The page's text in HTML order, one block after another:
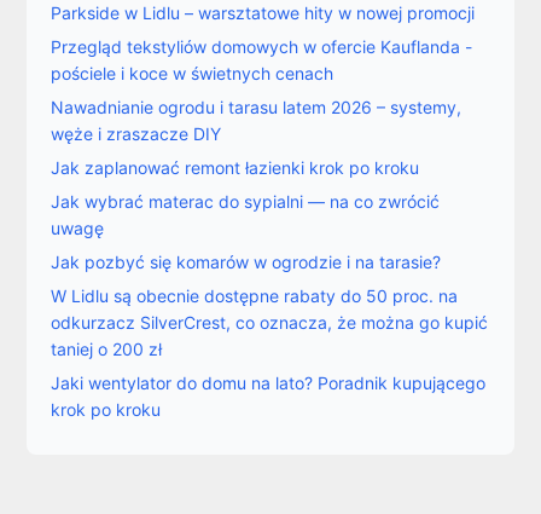
Parkside w Lidlu – warsztatowe hity w nowej promocji
Przegląd tekstyliów domowych w ofercie Kauflanda -
pościele i koce w świetnych cenach
Nawadnianie ogrodu i tarasu latem 2026 – systemy,
węże i zraszacze DIY
Jak zaplanować remont łazienki krok po kroku
Jak wybrać materac do sypialni — na co zwrócić
uwagę
Jak pozbyć się komarów w ogrodzie i na tarasie?
W Lidlu są obecnie dostępne rabaty do 50 proc. na
odkurzacz SilverCrest, co oznacza, że można go kupić
taniej o 200 zł
Jaki wentylator do domu na lato? Poradnik kupującego
krok po kroku